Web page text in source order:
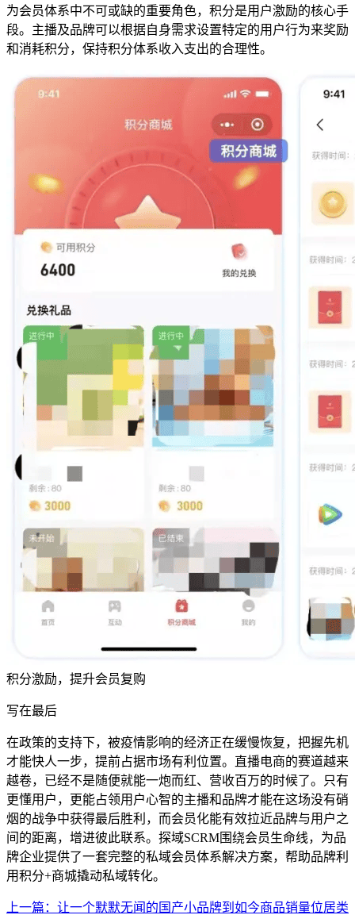
为会员体系中不可或缺的重要角色，积分是用户激励的核心手
段。主播及品牌可以根据自身需求设置特定的用户行为来奖励
和消耗积分，保持积分体系收入支出的合理性。
积分激励，提升会员复购
写在最后
在政策的支持下，被疫情影响的经济正在缓慢恢复，把握先机
才能快人一步，提前占据市场有利位置。直播电商的赛道越来
越卷，已经不是随便就能一炮而红、营收百万的时候了。只有
更懂用户，更能占领用户心智的主播和品牌才能在这场没有硝
烟的战争中获得最后胜利，而会员化能有效拉近品牌与用户之
间的距离，增进彼此联系。探域SCRM围绕会员生命线，为品
牌企业提供了一套完整的私域会员体系解决方案，帮助品牌利
用积分+商城撬动私域转化。
上一篇： 让一个默默无闻的国产小品牌到如今商品销量位居类